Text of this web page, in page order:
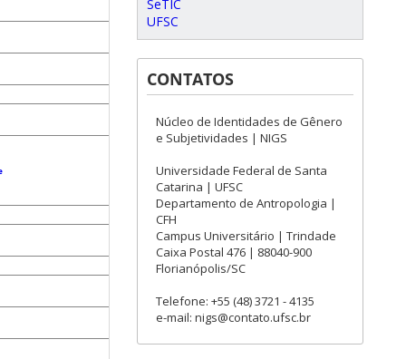
SeTIC
UFSC
CONTATOS
Núcleo de Identidades de Gênero
e Subjetividades | NIGS
Universidade Federal de Santa
Catarina | UFSC
Departamento de Antropologia |
CFH
Campus Universitário | Trindade
Caixa Postal 476 | 88040-900
Florianópolis/SC
Telefone: +55 (48) 3721 - 4135
e-mail: nigs@contato.ufsc.br